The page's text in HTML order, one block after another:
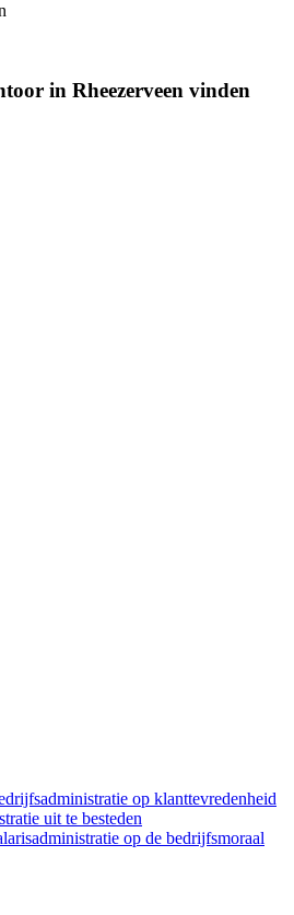
in Rheezerveen vinden
op klanttevredenheid
uit te besteden
op de bedrijfsmoraal